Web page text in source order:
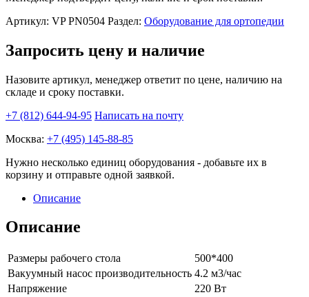
VP
quantity
Артикул: VP PN0504 Раздел: Оборудование для ортопедии
Запросить цену и наличие
Назовите артикул, менеджер ответит по цене, наличию на
складе и сроку поставки.
+7 (812) 644-94-95 Написать на почту
Москва: +7 (495) 145-88-85
Нужно несколько единиц оборудования - добавьте их в
корзину и отправьте одной заявкой.
Описание
Описание
Размеры рабочего стола
500*400
Вакуумный насос производительность 4.2 м3/час
Напряжение
220 Вт